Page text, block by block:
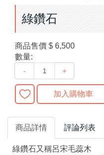
綠鑽石
商品售價 $ 6,500
數量:
- +
加入購物車
商品詳情 評論列表
綠鑽石又稱呂宋毛蕊木